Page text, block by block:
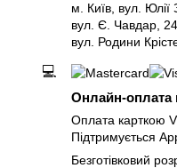
м. Київ, вул. Юлії
вул. Є. Чавдар, 24
вул. Родини
💻
Онлайн-оплата
Оплата карткою
Підтримується
Безготівковий